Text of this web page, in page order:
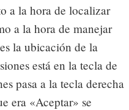
a la hora de localizar
a la hora de manejar
la ubicación de la
está en la tecla de
pasa a la tecla derecha
era «Aceptar» se